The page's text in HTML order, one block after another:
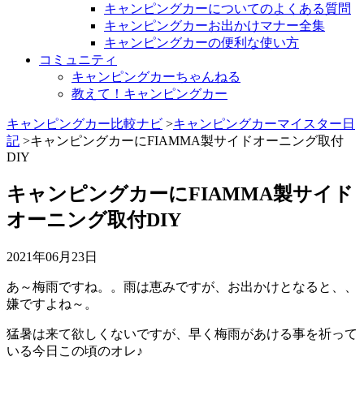
キャンピングカーについてのよくある質問
キャンピングカーお出かけマナー全集
キャンピングカーの便利な使い方
コミュニティ
キャンピングカーちゃんねる
教えて！キャンピングカー
キャンピングカー比較ナビ >キャンピングカーマイスター日
記 >キャンピングカーにFIAMMA製サイドオーニング取付
DIY
キャンピングカーにFIAMMA製サイド
オーニング取付DIY
2021年06月23日
あ～梅雨ですね。。雨は恵みですが、お出かけとなると、、
嫌ですよね～。
猛暑は来て欲しくないですが、早く梅雨があける事を祈って
いる今日この頃のオレ♪